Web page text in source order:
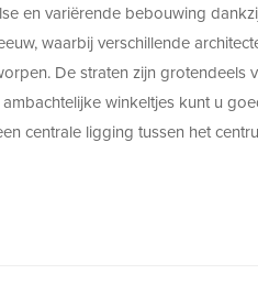
en variërende bebouwing
waarbij verschillende
De straten zijn grotendeels
winkeltjes kunt u
centrale ligging tussen het